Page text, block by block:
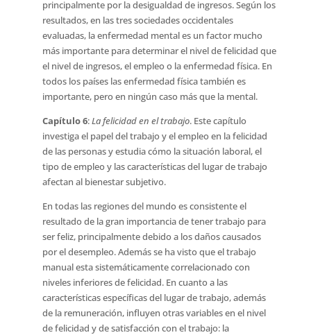
principalmente por la desigualdad de ingresos. Según los
resultados, en las tres sociedades occidentales
evaluadas, la enfermedad mental es un factor mucho
más importante para determinar el nivel de felicidad que
el nivel de ingresos, el empleo o la enfermedad física. En
todos los países las enfermedad física también es
importante, pero en ningún caso más que la mental.
Capítulo 6:La felicidad en el trabajo. Este capítulo
investiga el papel del trabajo y el empleo en la felicidad
de las personas y estudia cómo la situación laboral, el
tipo de empleo y las características del lugar de trabajo
afectan al bienestar subjetivo.
En todas las regiones del mundo es consistente el
resultado de la gran importancia de tener trabajo para
ser feliz, principalmente debido a los daños causados
por el desempleo. Además se ha visto que el trabajo
manual esta sistemáticamente correlacionado con
niveles inferiores de felicidad. En cuanto a las
características específicas del lugar de trabajo, además
de la remuneración, influyen otras variables en el nivel
de felicidad y de satisfacción con el trabajo: la